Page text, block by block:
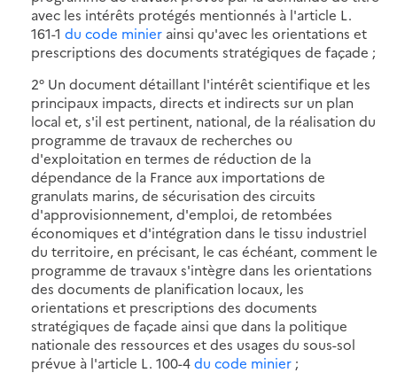
avec les intérêts protégés mentionnés à l'article L.
161-1 du code minier ainsi qu'avec les orientations et
prescriptions des documents stratégiques de façade ;
2° Un document détaillant l'intérêt scientifique et les
principaux impacts, directs et indirects sur un plan
local et, s'il est pertinent, national, de la réalisation du
programme de travaux de recherches ou
d'exploitation en termes de réduction de la
dépendance de la France aux importations de
granulats marins, de sécurisation des circuits
d'approvisionnement, d'emploi, de retombées
économiques et d'intégration dans le tissu industriel
du territoire, en précisant, le cas échéant, comment le
programme de travaux s'intègre dans les orientations
des documents de planification locaux, les
orientations et prescriptions des documents
stratégiques de façade ainsi que dans la politique
nationale des ressources et des usages du sous-sol
prévue à l'article L. 100-4du code minier ;